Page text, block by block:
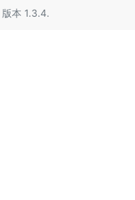
版本 1.3.4.